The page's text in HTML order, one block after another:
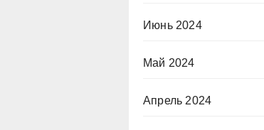
Июнь 2024
Май 2024
Апрель 2024